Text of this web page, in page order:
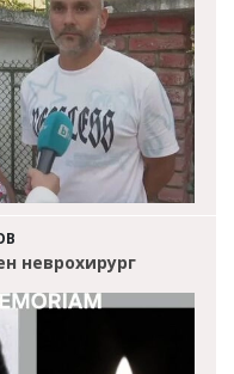
неврохирург